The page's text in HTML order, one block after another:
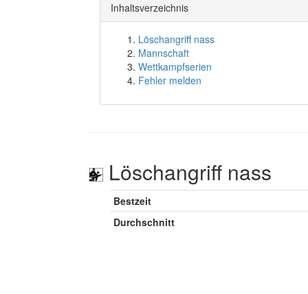
Inhaltsverzeichnis
Löschangriff nass
Mannschaft
Wettkampfserien
Fehler melden
Löschangriff nass
Bestzeit
Durchschnitt